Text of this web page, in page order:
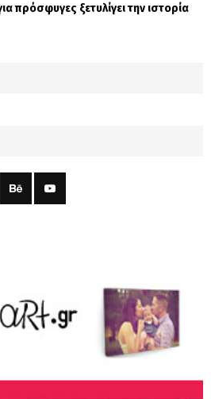
πρόσφυγες ξετυλίγει την ιστορία